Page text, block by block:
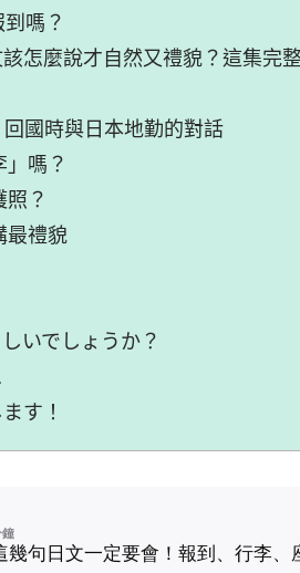
嗎？
怎麼說才自然又禮貌？這集完整
國時與日本地勤的對話
嗎？
？
最禮貌
いでしょうか？
す！